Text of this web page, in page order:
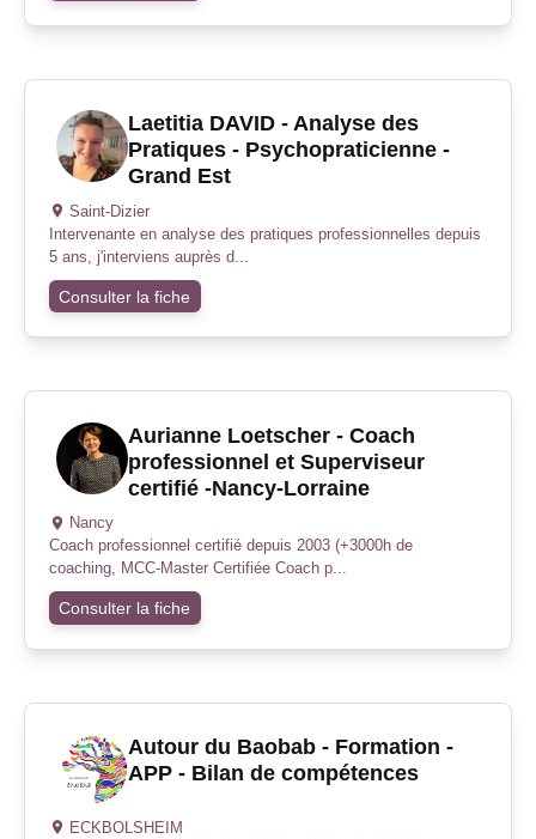
Laetitia DAVID - Analyse des
Pratiques - Psychopraticienne -
Grand Est
Saint-Dizier
Intervenante en analyse des pratiques professionnelles depuis
5 ans, j'interviens auprès d...
Consulter la fiche
Aurianne Loetscher - Coach
professionnel et Superviseur
certifié -Nancy-Lorraine
Nancy
Coach professionnel certifié depuis 2003 (+3000h de
coaching, MCC-Master Certifiée Coach p...
Consulter la fiche
Autour du Baobab - Formation -
APP - Bilan de compétences
ECKBOLSHEIM